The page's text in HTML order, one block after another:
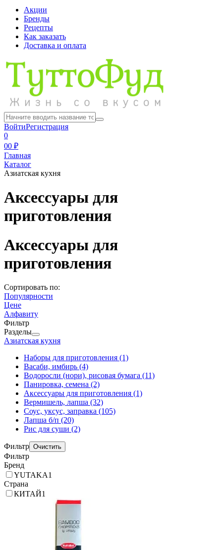
Акции
Бренды
Рецепты
Как заказать
Доставка и оплата
ВойтиРегистрация
0
00 ₽
Главная
Каталог
Азиатская кухня
Аксессуары для
приготовления
Аксессуары для
приготовления
Сортировать по:
Популярности
Цене
Алфавиту
Фильтр
Разделы
Азиатская кухня
Наборы для приготовления (1)
Васаби, имбирь (4)
Водоросли (нори), рисовая бумага (11)
Панировка, семена (2)
Аксессуары для приготовления (1)
Вермишель, лапша (32)
Соус, уксус, заправка (105)
Лапша б/п (20)
Рис для суши (2)
Фильтр
Фильтр
Бренд
YUTAKA1
Страна
КИТАЙ1